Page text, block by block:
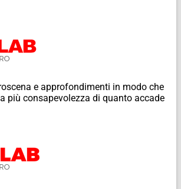
e approfondimenti in modo che
più consapevolezza di quanto accade